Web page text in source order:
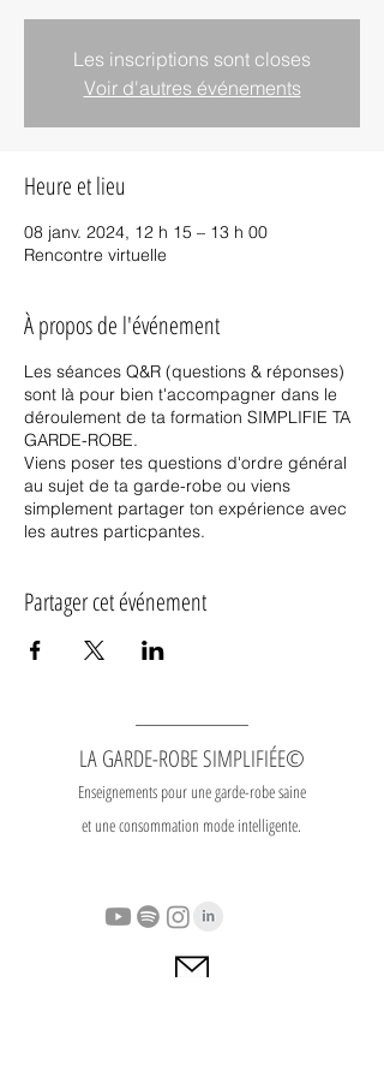
Les inscriptions sont closes
Voir d'autres événements
Heure et lieu
08 janv. 2024, 12 h 15 – 13 h 00
Rencontre virtuelle
À propos de l'événement
Les séances Q&R (questions & réponses)
sont là pour bien t'accompagner dans le
déroulement de ta formation SIMPLIFIE TA
GARDE-ROBE.
Viens poser tes questions d'ordre général
au sujet de ta garde-robe ou viens
simplement partager ton expérience avec
les autres particpantes.
Partager cet événement
LA GARDE-ROBE SIMPLIFIÉE©
Enseignements pour une garde-robe saine
et une consommation mode intelligente.